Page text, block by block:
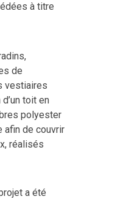
à titre
de
vestiaires
toit en
polyester
afin de couvrir
réalisés
a été